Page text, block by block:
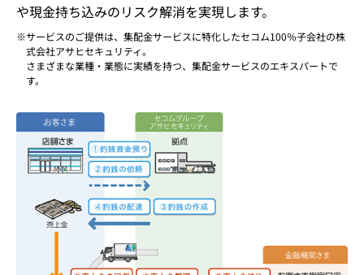
や現金持ち込みのリスク解消を実現します。
サービスのご提供は、集配金サービスに特化したセコム100％子会社の株
式会社アサヒセキュリティ。
さまざまな業種・業態に実績を持つ、集配金サービスのエキスパートで
す。